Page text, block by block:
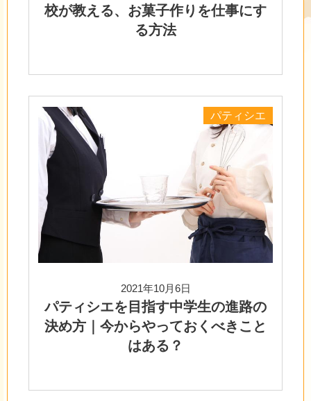
校が教える、お菓子作りを仕事にす
る方法
パティシエ
2021年10月6日
パティシエを目指す中学生の進路の
決め方｜今からやっておくべきこと
はある？